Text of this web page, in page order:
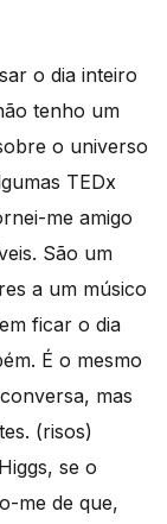
o dia inteiro
tenho um
o universo
TEDx
me amigo
São um
a um músico
ficar o dia
É o mesmo
mas
(risos)
se o
me de que,